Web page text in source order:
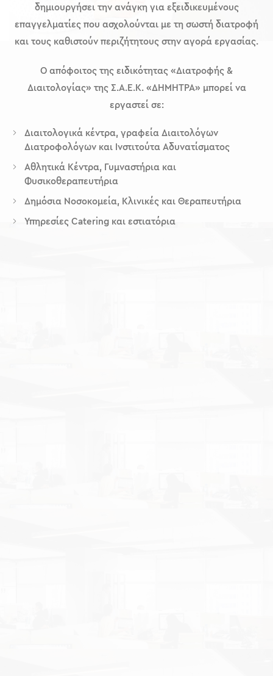
δημιουργήσει την ανάγκη για εξειδικευμένους
επαγγελματίες που ασχολούνται με τη σωστή διατροφή
και τους καθιστούν περιζήτητους στην αγορά εργασίας.
Ο απόφοιτος της ειδικότητας «Διατροφής &
Διαιτολογίας» της Σ.Α.Ε.Κ. «ΔΗΜΗΤΡΑ» μπορεί να
εργαστεί σε:
Διαιτολογικά κέντρα, γραφεία Διαιτολόγων
Διατροφολόγων και Ινστιτούτα Αδυνατίσματος
Αθλητικά Κέντρα, Γυµναστήρια και
Φυσικοθεραπευτήρια
Δημόσια Νοσοκομεία, Κλινικές και Θεραπευτήρια
Υπηρεσίες Catering και εστιατόρια